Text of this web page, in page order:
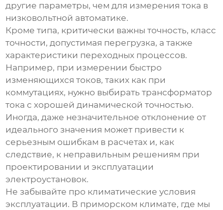
другие параметры, чем для измерения тока в
низковольтной автоматике.
Кроме типа, критически важны точность, класс
точности, допустимая перегрузка, а также
характеристики переходных процессов.
Например, при измерении быстро
изменяющихся токов, таких как при
коммутациях, нужно выбирать трансформатор
тока с хорошей динамической точностью.
Иногда, даже незначительное отклонение от
идеального значения может привести к
серьезным ошибкам в расчетах и, как
следствие, к неправильным решениям при
проектировании и эксплуатации
электроустановок.
Не забывайте про климатические условия
эксплуатации. В приморском климате, где мы